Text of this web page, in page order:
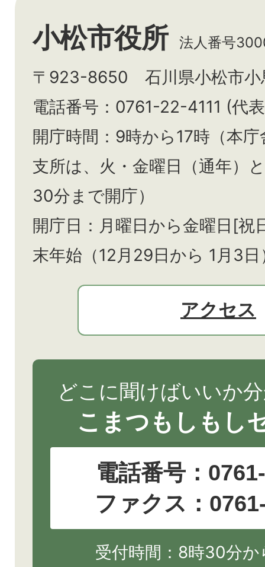
小松市役所 法人番号
〒923-8650 石川県小松市小
電話番号：0761-22-4111 (代
開庁時間：9時から17時（本
支所は、火・金曜日（通年）と
30分まで開庁）
開庁日：月曜日から金曜日[祝
末年始（12月29日から 1月3
アクセス
どこに聞けばいいか
こまつもしもし
電話番号：
ファクス：
受付時間：8時30分